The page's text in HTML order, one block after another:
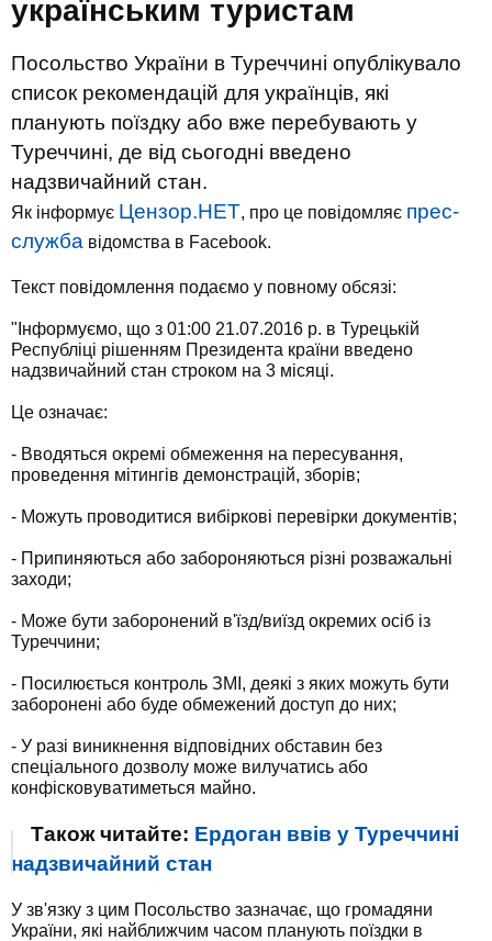
українським туристам
Посольство України в Туреччині опублікувало
список рекомендацій для українців, які
планують поїздку або вже перебувають у
Туреччині, де від сьогодні введено
надзвичайний стан.
Як інформує Цензор.НЕТ, про це повідомляє прес-
служба відомства в Facebook.
Текст повідомлення подаємо у повному обсязі:
"Інформуємо, що з 01:00 21.07.2016 р. в Турецькій
Республіці рішенням Президента країни введено
надзвичайний стан строком на 3 місяці.
Це означає:
- Вводяться окремі обмеження на пересування,
проведення мітингів демонстрацій, зборів;
- Можуть проводитися вибіркові перевірки документів;
- Припиняються або забороняються різні розважальні
заходи;
- Може бути заборонений в'їзд/виїзд окремих осіб із
Туреччини;
- Посилюється контроль ЗМІ, деякі з яких можуть бути
заборонені або буде обмежений доступ до них;
- У разі виникнення відповідних обставин без
спеціального дозволу може вилучатись або
конфісковуватиметься майно.
Також читайте: Ердоган ввів у Туреччині
надзвичайний стан
У зв'язку з цим Посольство зазначає, що громадяни
України, які найближчим часом планують поїздки в